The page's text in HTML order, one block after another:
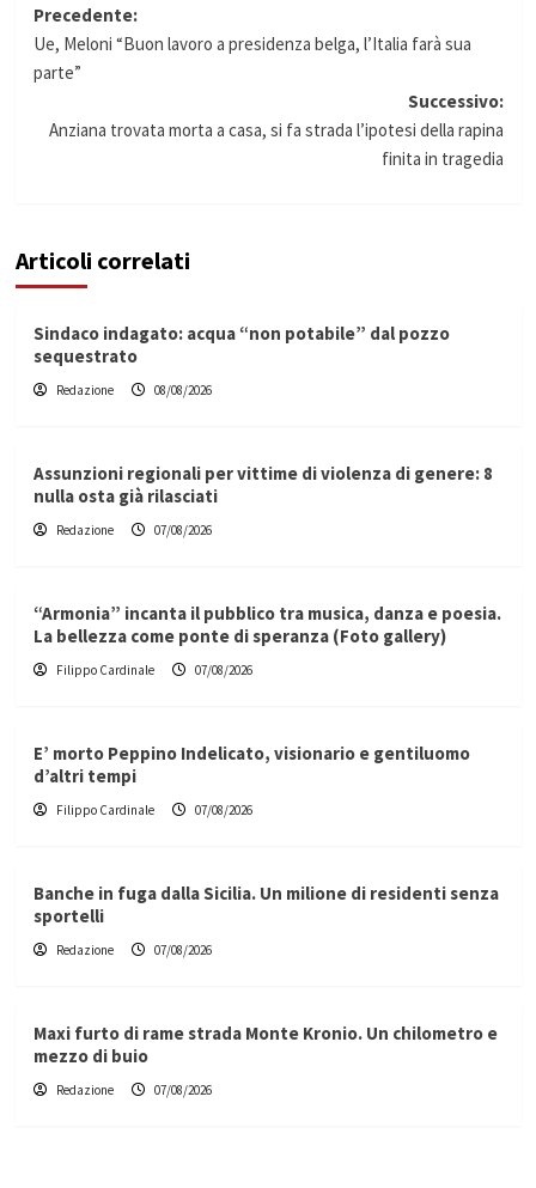
Navigazione
articolo
Precedente:
Ue, Meloni “Buon lavoro a presidenza belga, l’Italia farà sua
parte”
Successivo:
Anziana trovata morta a casa, si fa strada l’ipotesi della rapina
finita in tragedia
Articoli correlati
Sindaco indagato: acqua “non potabile” dal pozzo
sequestrato
Redazione 08/08/2026
Assunzioni regionali per vittime di violenza di genere: 8
nulla osta già rilasciati
Redazione 07/08/2026
“Armonia” incanta il pubblico tra musica, danza e poesia.
La bellezza come ponte di speranza (Foto gallery)
Filippo Cardinale 07/08/2026
E’ morto Peppino Indelicato, visionario e gentiluomo
d’altri tempi
Filippo Cardinale 07/08/2026
Banche in fuga dalla Sicilia. Un milione di residenti senza
sportelli
Redazione 07/08/2026
Maxi furto di rame strada Monte Kronio. Un chilometro e
mezzo di buio
Redazione 07/08/2026